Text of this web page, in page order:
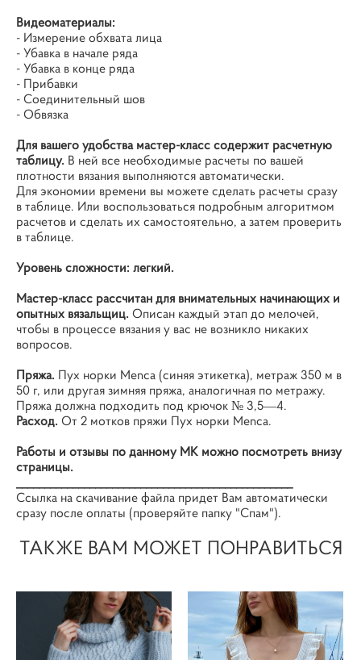
Видеоматериалы:
- Измерение обхвата лица
- Убавка в начале ряда
- Убавка в конце ряда
- Прибавки
- Соединительный шов
- Обвязка
Для вашего удобства мастер-класс содержит расчетную
таблицу. В ней все необходимые расчеты по вашей
плотности вязания выполняются автоматически.
Для экономии времени вы можете сделать расчеты сразу
в таблице. Или воспользоваться подробным алгоритмом
расчетов и сделать их самостоятельно, а затем проверить
в таблице.
Уровень сложности: легкий.
Мастер-класс рассчитан для внимательных начинающих и
опытных вязальщиц. Описан каждый этап до мелочей,
чтобы в процессе вязания у вас не возникло никаких
вопросов.
Пряжа. Пух норки Menca (синяя этикетка), метраж 350 м в
50 г, или другая зимняя пряжа, аналогичная по метражу.
Пряжа должна подходить под крючок № 3,5―4.
Расход. От 2 мотков пряжи Пух норки Menca.
Работы и отзывы по данному МК можно посмотреть внизу
страницы.
Ссылка на скачивание файла придет Вам автоматически
сразу после оплаты (проверяйте папку "Спам").
ТАКЖЕ ВАМ МОЖЕТ ПОНРАВИТЬСЯ